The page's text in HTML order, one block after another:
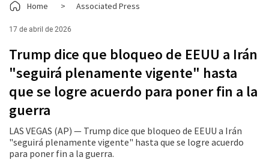
Home > Associated Press
17 de abril de 2026
Trump dice que bloqueo de EEUU a Irán
"seguirá plenamente vigente" hasta
que se logre acuerdo para poner fin a la
guerra
LAS VEGAS (AP) — Trump dice que bloqueo de EEUU a Irán
"seguirá plenamente vigente" hasta que se logre acuerdo
para poner fin a la guerra.